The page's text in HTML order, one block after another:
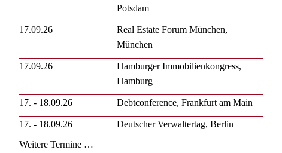
Potsdam
17.09.26
Real Estate Forum München,
München
17.09.26
Hamburger Immobilienkongress,
Hamburg
17. - 18.09.26 Debtconference, Frankfurt am Main
17. - 18.09.26
Deutscher Verwaltertag, Berlin
Weitere Termine …